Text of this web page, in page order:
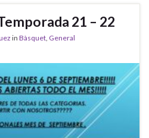
21 – 22
in Bàsquet, General